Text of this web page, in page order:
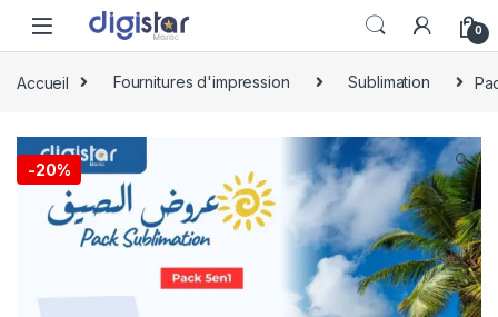
Skip to navigation
Skip to content
0
Accueil Fournitures d'impression Sublimation
-20% 🔍